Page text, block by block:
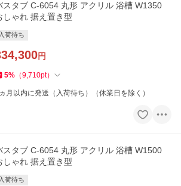
スタブ C-6054 丸形 アクリル 浴槽 W1350
しゃれ 据え置き型
入荷待ち
円
5% （9,710pt）
月以内に発送（入荷待ち）（休業日を除く）
スタブ C-6054 丸形 アクリル 浴槽 W1500
しゃれ 据え置き型
入荷待ち